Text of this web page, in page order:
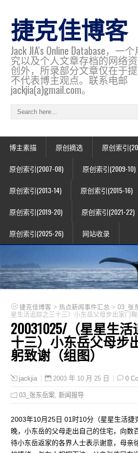
捷克佳博客
Jack JIA's Online Database，一
究以及个人文章存档的网络
创外，所录部分文章仅在于
不代表博主观点。联系电邮
jackjia(a)gmail.com。
博主素描 原创摘选 原创索引
原创索引(2007-08) 原创索引(2009-10)
原创索引(2013-14) 原创索引(2015-16)
原创索引(2019-20) 原创索引(2021-22)
原创索引(2025-26) 网站收录
捷克佳博客 > 热点新闻事件汇总 >03_张
星生活追踪之三十三）小东岳父母步出家门鞠
20031025/（星星生
十三）小东岳父母步
躬致谢（组图）
jackjia 2003 年 10 月 25 日 0
03_张东岳案 ,新闻报导
2003年10月25日 01时10分（星星生活捷
晚，小东岳的父母走出自己的住宅，向数
待小东岳返家的各界人士表示谢意，母亲